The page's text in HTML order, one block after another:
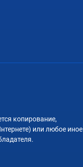
копирование,
или любое иное